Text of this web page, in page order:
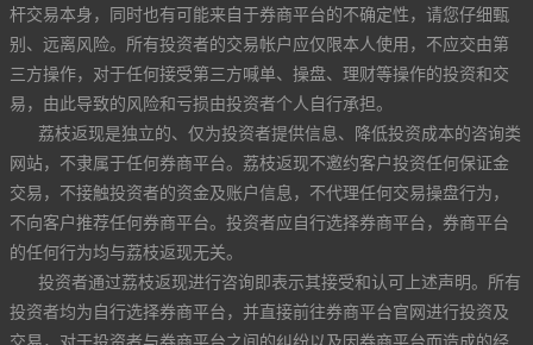
杆交易本身，同时也有可能来自于券商平台的不确定性，请您仔细甄
别、远离风险。所有投资者的交易帐户应仅限本人使用，不应交由第
三方操作，对于任何接受第三方喊单、操盘、理财等操作的投资和交
易，由此导致的风险和亏损由投资者个人自行承担。
荔枝返现是独立的、仅为投资者提供信息、降低投资成本的咨询类
网站，不隶属于任何券商平台。荔枝返现不邀约客户投资任何保证金
交易，不接触投资者的资金及账户信息，不代理任何交易操盘行为，
不向客户推荐任何券商平台。投资者应自行选择券商平台，券商平台
的任何行为均与荔枝返现无关。
投资者通过荔枝返现进行咨询即表示其接受和认可上述声明。所有
投资者均为自行选择券商平台，并直接前往券商平台官网进行投资及
交易，对于投资者与券商平台之间的纠纷以及因券商平台而造成的经